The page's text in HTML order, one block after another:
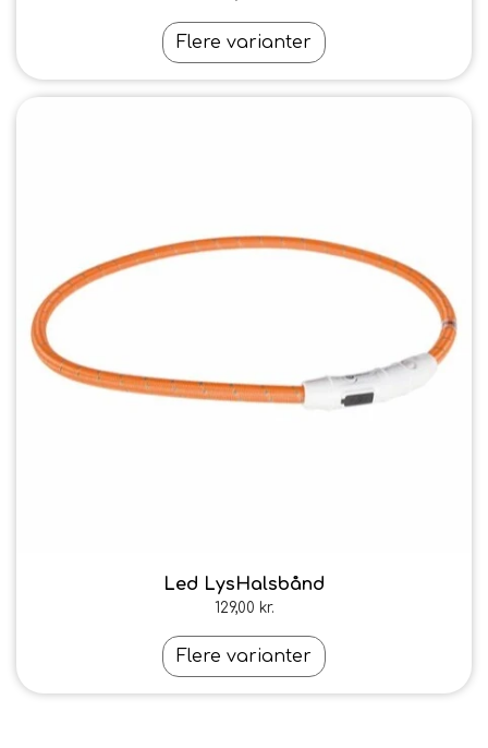
Flere varianter
Led LysHalsbånd
129,00 kr.
Flere varianter